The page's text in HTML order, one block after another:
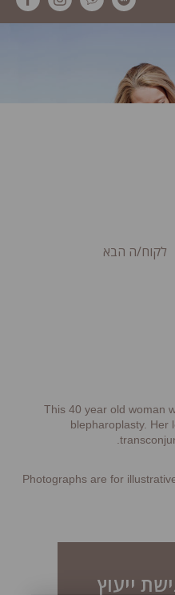
לקוח/ה הבא
This 40 year old woman
blepharoplasty. Her
*Photographs are for
ייעוץ